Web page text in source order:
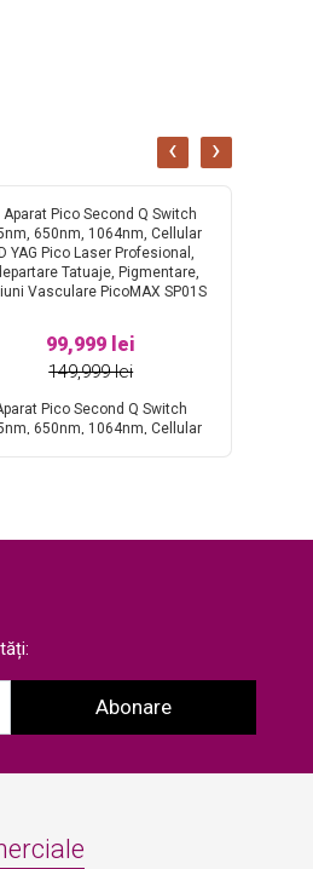
99,999 lei
149,999 lei
Pico Second Q Switch
650nm, 1064nm, Cellular
‹ ›
Abonare